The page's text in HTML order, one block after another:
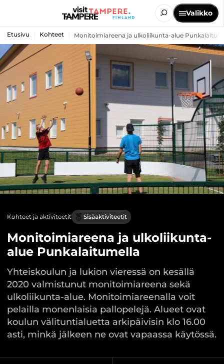
Valikko
Etusivu Kohteet Monitoimiareena ja ulkoliikunta-alue
Kohteet ja aktiviteetit Sisäaktiviteetit
Monitoimiareena ja ulkoliikunta-
alue Punkalaitumella
Yhteiskoulun ja lukion vieressä on kesällä
2020 valmistunut monitoimiareena sekä
ulkoliikunta-alue. Monitoimiareenalla voit
pelailla monenlaisia pallopelejä. Alueet ovat
koulun välituntialuetta arkipäivisin klo 16.00
asti, minkä jälkeen ne ovat vapaassa käytössä.